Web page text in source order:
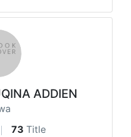
ADDIEN
73 Title